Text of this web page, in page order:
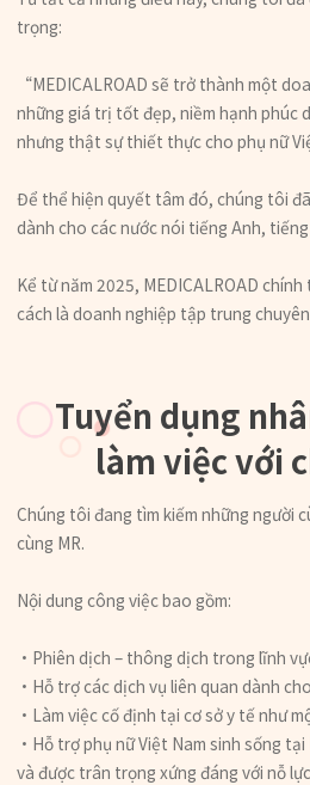
trọng:
“MEDICALROAD sẽ trở thành một
những giá trị tốt đẹp, niềm hạnh phúc
nhưng thật sự thiết thực cho phụ nữ
Để thể hiện quyết tâm đó, chúng tôi
dành cho các nước nói tiếng Anh,
Kể từ năm 2025, MEDICALROAD
cách là doanh nghiệp tập trung
Tuyển dụng
làm việc với
Chúng tôi đang tìm kiếm những người
cùng MR.
Nội dung công việc bao gồm:
・Phiên dịch – thông dịch trong lĩnh
・Hỗ trợ các dịch vụ liên quan dành
・Làm việc cố định tại cơ sở y tế như
・Hỗ trợ phụ nữ Việt Nam sinh sống
và được trân trọng xứng đáng với nỗ